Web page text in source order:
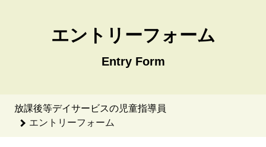
エントリーフォーム
Entry Form
放課後等デイサービスの児童指導員
エントリーフォーム